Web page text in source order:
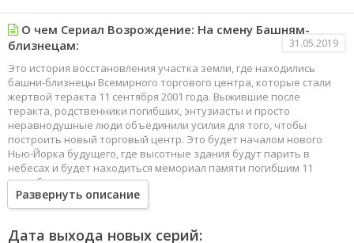
О чем Сериал Возрождение: На смену Башням-
близнецам:
31.05.2019
Это история восстановления участка земли, где находились
башни-близнецы Всемирного торгового центра, которые стали
жертвой теракта 11 сентября 2001 года. Выжившие после
теракта, родственники погибших, энтузиасты и просто
неравнодушные люди объединили усилия для того, чтобы
построить новый торговый центр. Это будет началом нового
Нью-Йорка будущего, где высотные здания будут парить в
небесах и будет находиться мемориал памяти погибшим 11
сентября.
Развернуть описание
Дата выхода новых серий: